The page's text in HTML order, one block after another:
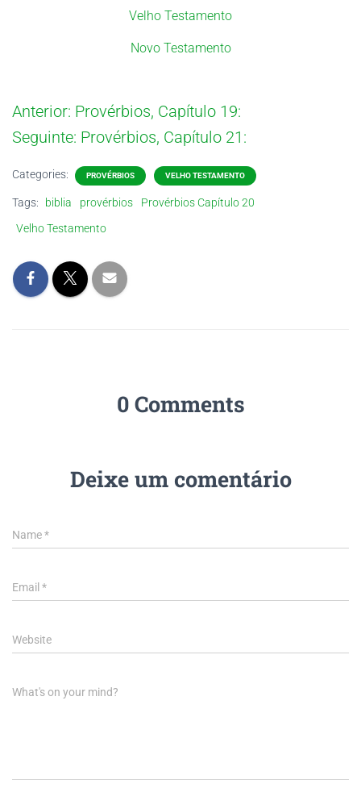
Velho Testamento
Novo Testamento
Anterior: Provérbios, Capítulo 19:
Seguinte: Provérbios, Capítulo 21:
Categories: PROVÉRBIOS VELHO TESTAMENTO
Tags: biblia provérbios
Provérbios Capítulo 20
Velho Testamento
0 Comments
Deixe um comentário
Name*
Email *
Website
What's on your mind?